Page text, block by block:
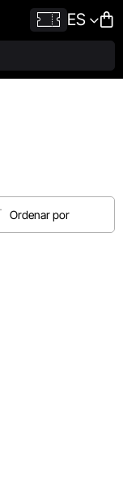
ES
Ordenar por